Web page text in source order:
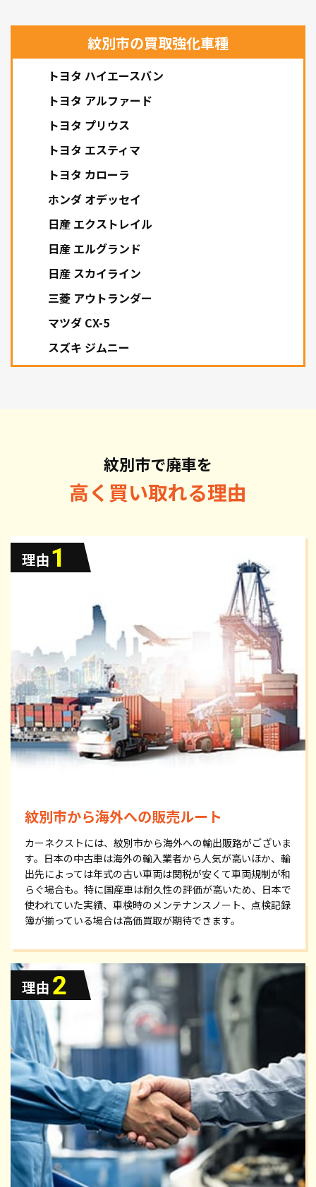
紋別市の買取強化車種
トヨタ ハイエースバン
トヨタ アルファード
トヨタ プリウス
トヨタ エスティマ
トヨタ カローラ
ホンダ オデッセイ
日産 エクストレイル
日産 エルグランド
日産 スカイライン
三菱 アウトランダー
マツダ CX-5
スズキ ジムニー
紋別市で廃車を
高く買い取れる理由
紋別市から海外への販売ルート
カーネクストには、紋別市から海外への輸出販路がございま
す。日本の中古車は海外の輸入業者から人気が高いほか、輸
出先によっては年式の古い車両は関税が安くて車両規制が和
らぐ場合も。特に国産車は耐久性の評価が高いため、日本で
使われていた実績、車検時のメンテナンスノート、点検記録
簿が揃っている場合は高価買取が期待できます。